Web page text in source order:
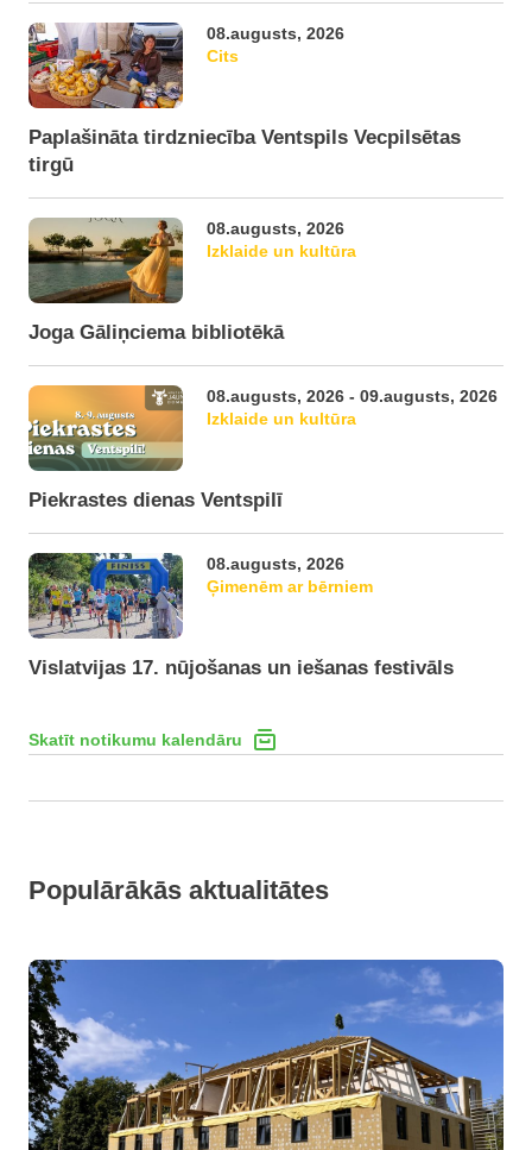
08.augusts, 2026
Cits
Paplašināta tirdzniecība Ventspils Vecpilsētas
tirgū
08.augusts, 2026
Izklaide un kultūra
Joga Gāliņciema bibliotēkā
08.augusts, 2026 - 09.augusts, 2026
Izklaide un kultūra
Piekrastes dienas Ventspilī
08.augusts, 2026
Ģimenēm ar bērniem
Vislatvijas 17. nūjošanas un iešanas festivāls
Skatīt notikumu kalendāru
Populārākās aktualitātes